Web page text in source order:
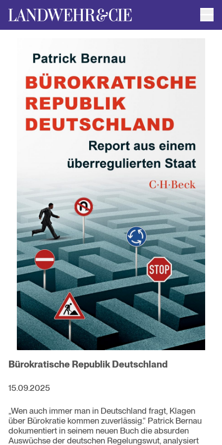
ANFRAGEN / IMPRESSUM
Bürokratische Republik Deutschland
15.09.2025
„Wen auch immer man in Deutschland fragt, Klagen
über Bürokratie kommen zuverlässig.“ Patrick Bernau
dokumentiert in seinem neuen Buch die absurden
Auswüchse der deutschen Regelungswut, analysiert